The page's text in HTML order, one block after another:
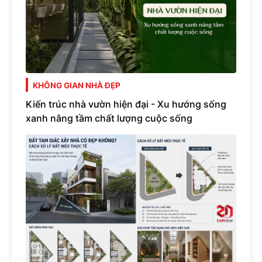
KHÔNG GIAN NHÀ ĐẸP
Kiến trúc nhà vườn hiện đại - Xu hướng sống
xanh nâng tầm chất lượng cuộc sống